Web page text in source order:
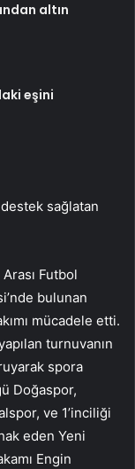
altın
eşini
destek sağlatan
Futbol
bulunan
mücadele etti.
turnuvanın
spora
Doğaspor,
ve 1’inciliği
eden Yeni
Engin